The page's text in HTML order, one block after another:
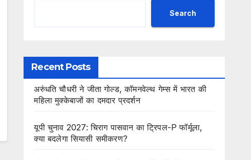
Search
Recent Posts
अरुंधति चौधरी ने जीता गोल्ड, कॉमनवेल्थ गेम्स में भारत की
महिला मुक्केबाजों का दमदार प्रदर्शन
यूपी चुनाव 2027: चिराग पासवान का ट्रिपल-P फॉर्मूला,
क्या बदलेगा सियासी समीकरण?